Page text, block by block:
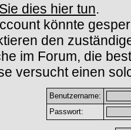
dies hier tun.
könnte
den
im Forum, die
versucht einen
Benutzername:
Passwort: